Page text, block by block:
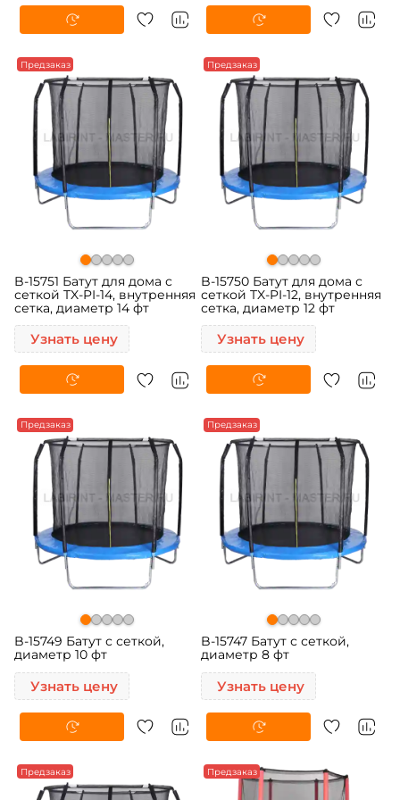
Предзаказ
B-15751 Батут для дома с
сеткой TX-PI-14, внутренняя
сетка, диаметр 14 фт
Узнать цену
Предзаказ
B-15750 Батут для дома с
сеткой TX-PI-12, внутренняя
сетка, диаметр 12 фт
Узнать цену
Предзаказ
B-15749 Батут с сеткой,
диаметр 10 фт
Узнать цену
Предзаказ
B-15747 Батут с сеткой,
диаметр 8 фт
Узнать цену
Предзаказ Предзаказ